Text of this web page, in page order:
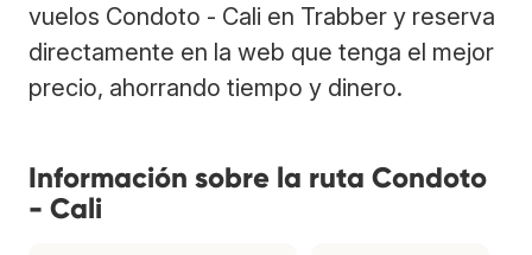
vuelos Condoto - Cali en Trabber y reserva
directamente en la web que tenga el mejor
precio, ahorrando tiempo y dinero.
Información sobre la ruta Condoto
- Cali